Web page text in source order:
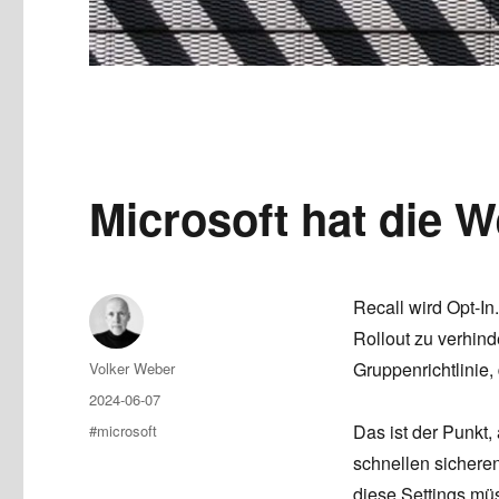
Microsoft hat die
Recall wird Opt-
Rollout zu
Das ist der
schnellen
Author
Volker Weber
Posted
on
2024-06-07
Tags
#microsoft